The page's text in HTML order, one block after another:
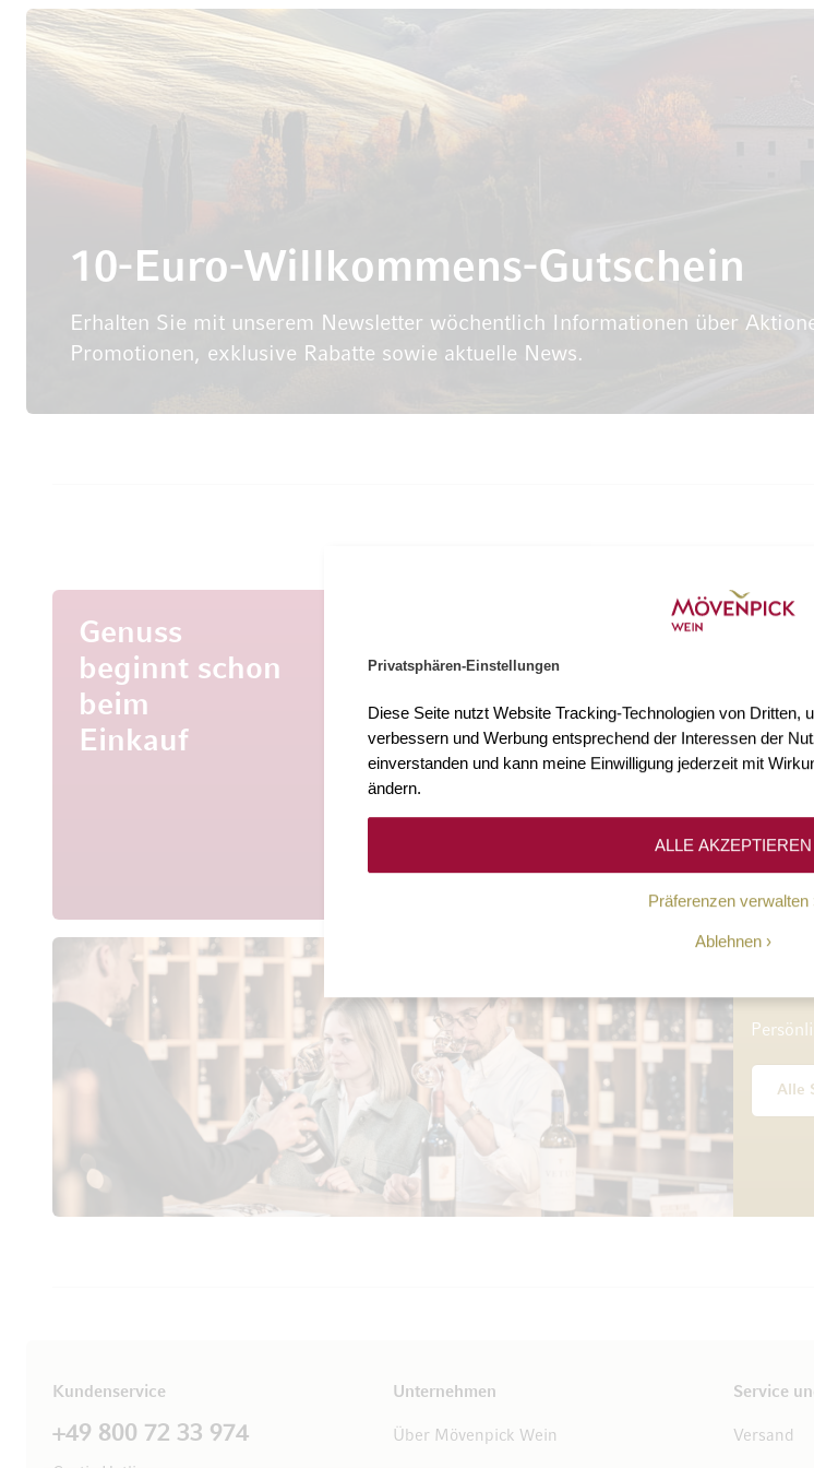
Privatsphären-Einstellungen
Diese Seite nutzt Website Tracking-Technologien von Dritten,
verbessern und Werbung entsprechend der Interessen der
einverstanden und kann meine Einwilligung jederzeit mit
ändern.
Präferenzen verwalten
Ablehnen
ALLE AKZEPTIEREN
10-Euro-Willkommens-Gutschein
Erhalten Sie mit unserem Newsletter wöchentlich Informationen über
Promotionen, exklusive Rabatte sowie aktuelle News.
Genuss
beginnt schon
beim
Einkauf
Mehr als 3.000 Weine
Entdecken Sie mehr als 3.000 Weine
aus aller Welt.
Mehr
Seit
Alle
Kundenservice
+49 800 72 33 974
Unternehmen
Über Mövenpick Wein
Service
Versand